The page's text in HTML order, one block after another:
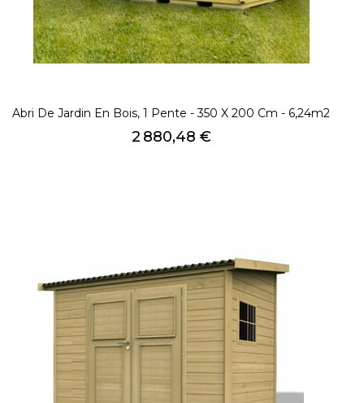
Abri De Jardin En Bois, 1 Pente - 350 X 200 Cm - 6,24m2
Prix
2 880,48 €